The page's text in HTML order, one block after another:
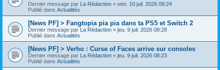
Dernier message par La Rédaction « ven. 10 juil. 2026 09:24
Publié dans Actualités
[News PF] > Fangtopia pia pia dans ta PS5 et Switch 2
Dernier message par La Rédaction « jeu. 9 juil. 2026 08:28
Publié dans Actualités
[News PF] > Verho : Curse of Faces arrive sur consoles
Dernier message par La Rédaction « jeu. 9 juil. 2026 08:23
Publié dans Actualités